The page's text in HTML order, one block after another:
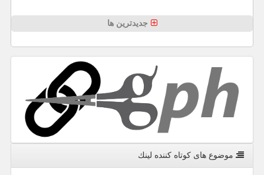
جدیدترین ها
موضوع های كوتاه كننده لینك